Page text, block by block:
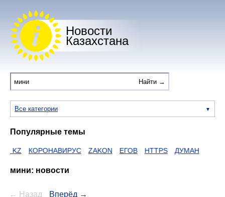
Новости
Казахстана
Все категории
Популярные темы
ZAKON ЕГОВ HTTPS ДУМАН
мини: новости
← Назад Вперёд →